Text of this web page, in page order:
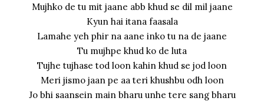
Mujhko de tu mit jaane abb khud se dil mil jaane
Kyun hai itana faasala
Lamahe yeh phir na aane inko tu na de jaane
Tu mujhpe khud ko de luta
Tujhe tujhase tod loon kahin khud se jod loon
Meri jismo jaan pe aa teri khushbu odh loon
Jo bhi saansein main bharu unhe tere sang bharu